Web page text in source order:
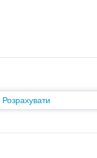
Розрахувати